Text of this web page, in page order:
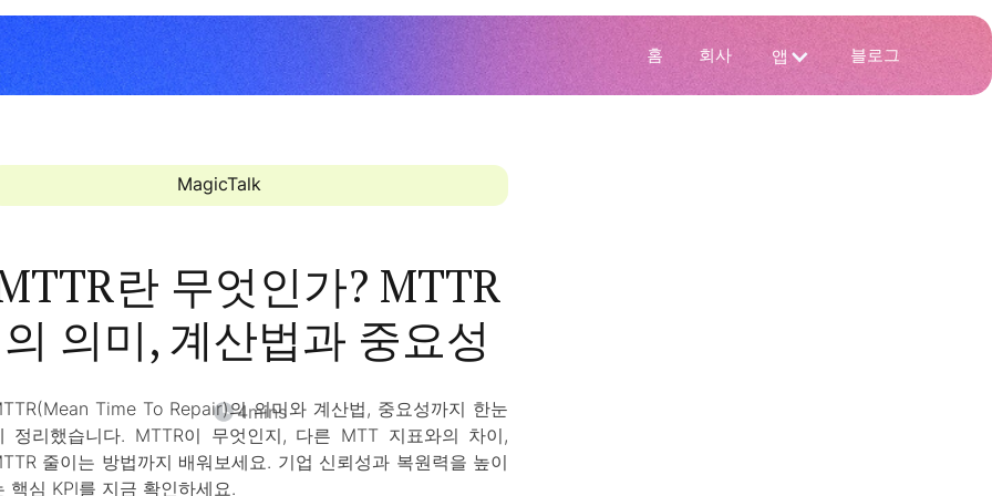
홈 회사 앱 블로그
MagicTalk
란 무엇인가? MTTR
의 의미, 계산법과 중요성
4mins
Time To Repair)의 의미와 계산법, 중요성까지 한눈
정리했습니다. MTTR이 무엇인지, 다른 MTT 지표와의 차이,
줄이는 방법까지 배워보세요. 기업 신뢰성과 복원력을 높이
핵심 KPI를 지금 확인하세요.